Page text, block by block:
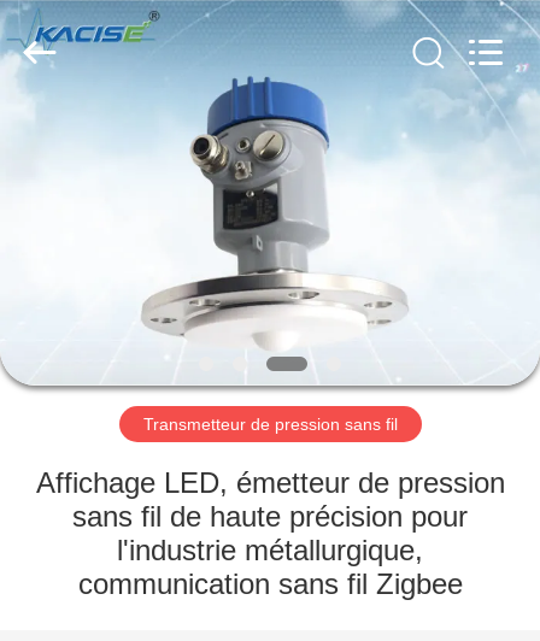
AU
SUJET
NOUS
D'USINE
2026
Kacise
Optronics
Transmetteur de pression sans fil
Affichage LED, émetteur de pression
sans fil de haute précision pour
l'industrie métallurgique,
communication sans fil Zigbee